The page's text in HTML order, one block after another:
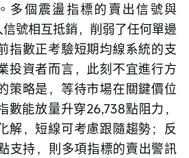
多個震盪指標的賣出信號與
號相互抵銷，削弱了任何單邊
指數正考驗短期均線系統的支
投資者而言，此刻不宜進行方
策略是，等待市場在關鍵價位
數能放量升穿26,738點阻力，
解，短線可考慮跟隨趨勢；反
支持，則多項指標的賣出警訊